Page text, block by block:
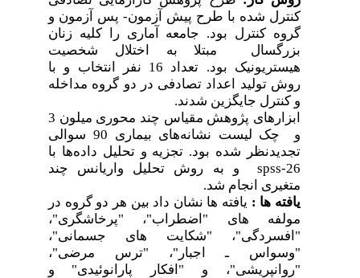
کنترل شده با طرح پیش آزمون- پس آزمون و
گروه کنترل بود. جامعه آماری را کلیه زنان
بزرگسال مبتلا به اختلال شخصیت
هیستریونیک بود. تعداد 16 نفر انتخاب و با
روش تولید اعداد تصادفی در دو گروه مداخله
و کنترل جایگزین شدند.
ابزارهای پژوهش مقیاس چند محوری میلون 3
و چک لیست نشانه‌های بیماری 90 سوالی
تجدیدنظر شده بود. تجزیه و تحلیل داده‌ها با
spss-26و به روش تحلیل واریانس چند
متغیری انجام شد.
یافته ها : یافته ها نشان داد بین هر دو گروه در
مولفه های "اضطراب"، "پرخاشگری"،
"افسردگی"، "شکایت های جسمانی"،
"وسواس ـ اجبار"، "ترس مرضی"،
"روانپریشی"، و "افکار پارانوئیدی"